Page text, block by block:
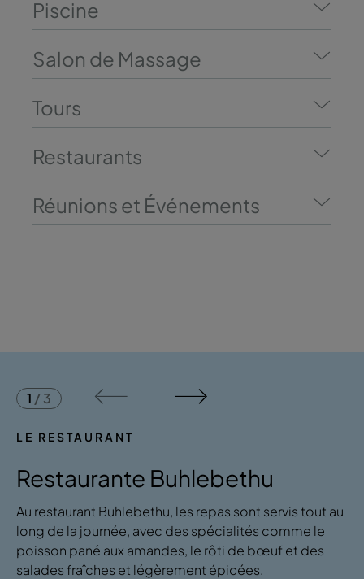
Piscine
Salon de Massage
Tours
Restaurants
Réunions et Événements
LE RESTAURANT
Restaurante Buhlebethu
Au restaurant Buhlebethu, les repas sont servis tout au
long de la journée, avec des spécialités comme le
poisson pané aux amandes, le rôti de bœuf et des
salades fraîches et légèrement épicées.
1 / 3